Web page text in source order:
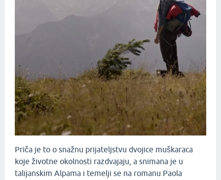
Priča je to o snažnu prijateljstvu dvojice muškaraca
koje životne okolnosti razdvajaju, a snimana je u
talijanskim Alpama i temelji se na romanu Paola